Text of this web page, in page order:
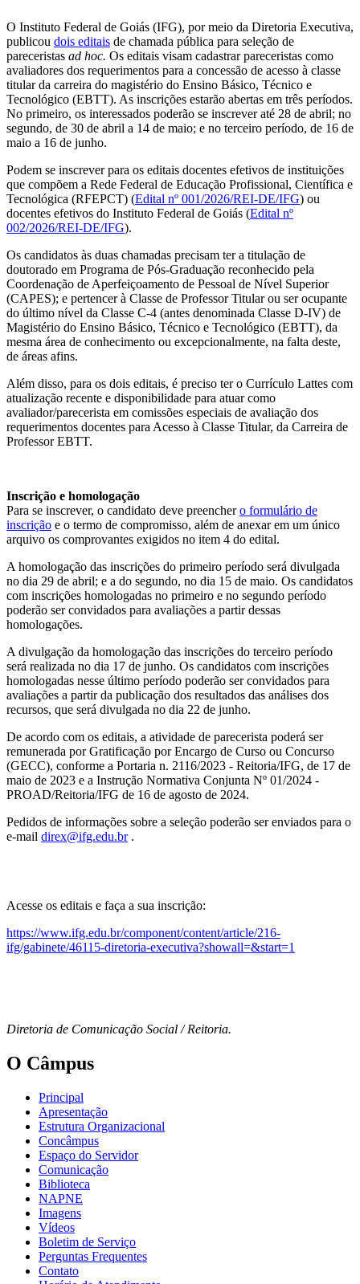
O Instituto Federal de Goiás (IFG), por meio da Diretoria Executiva,
publicou dois editais de chamada pública para seleção de
pareceristas ad hoc. Os editais visam cadastrar pareceristas como
avaliadores dos requerimentos para a concessão de acesso à classe
titular da carreira do magistério do Ensino Básico, Técnico e
Tecnológico (EBTT). As inscrições estarão abertas em três períodos.
No primeiro, os interessados poderão se inscrever até 28 de abril; no
segundo, de 30 de abril a 14 de maio; e no terceiro período, de 16 de
maio a 16 de junho.
Podem se inscrever para os editais docentes efetivos de instituições
que compõem a Rede Federal de Educação Profissional, Científica e
Tecnológica (RFEPCT) (Edital nº 001/2026/REI-DE/IFG) ou
docentes efetivos do Instituto Federal de Goiás (Edital nº
002/2026/REI-DE/IFG).
Os candidatos às duas chamadas precisam ter a titulação de
doutorado em Programa de Pós-Graduação reconhecido pela
Coordenação de Aperfeiçoamento de Pessoal de Nível Superior
(CAPES); e pertencer à Classe de Professor Titular ou ser ocupante
do último nível da Classe C-4 (antes denominada Classe D-IV) de
Magistério do Ensino Básico, Técnico e Tecnológico (EBTT), da
mesma área de conhecimento ou excepcionalmente, na falta deste,
de áreas afins.
Além disso, para os dois editais, é preciso ter o Currículo Lattes com
atualização recente e disponibilidade para atuar como
avaliador/parecerista em comissões especiais de avaliação dos
requerimentos docentes para Acesso à Classe Titular, da Carreira de
Professor EBTT.
Inscrição e homologação
Para se inscrever, o candidato deve preenchero formulário de
inscrição e o termo de compromisso, além de anexar em um único
arquivo os comprovantes exigidos no item 4 do edital.
A homologação das inscrições do primeiro período será divulgada
no dia 29 de abril; e a do segundo, no dia 15 de maio. Os candidatos
com inscrições homologadas no primeiro e no segundo período
poderão ser convidados para avaliações a partir dessas
homologações.
A divulgação da homologação das inscrições do terceiro período
será realizada no dia 17 de junho. Os candidatos com inscrições
homologadas nesse último período poderão ser convidados para
avaliações a partir da publicação dos resultados das análises dos
recursos, que será divulgada no dia 22 de junho.
De acordo com os editais, a atividade de parecerista poderá ser
remunerada por Gratificação por Encargo de Curso ou Concurso
(GECC), conforme a Portaria n. 2116/2023 - Reitoria/IFG, de 17 de
maio de 2023 e a Instrução Normativa Conjunta Nº 01/2024 -
PROAD/Reitoria/IFG de 16 de agosto de 2024.
Pedidos de informações sobre a seleção poderão ser enviados para o
e-mail direx@ifg.edu.br.
Acesse os editais e faça a sua inscrição:
https://www.ifg.edu.br/component/content/article/216-
ifg/gabinete/46115-diretoria-executiva?showall=&start=1
Diretoria de Comunicação Social / Reitoria.
O Câmpus
Principal
Apresentação
Estrutura Organizacional
Concâmpus
Espaço do Servidor
Comunicação
Biblioteca
NAPNE
Imagens
Vídeos
Boletim de Serviço
Perguntas Frequentes
Contato